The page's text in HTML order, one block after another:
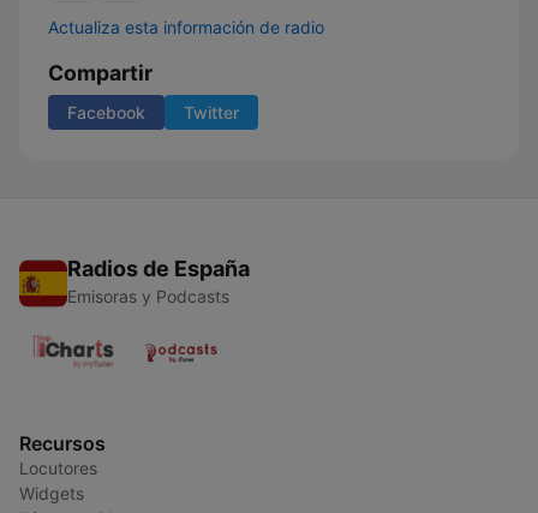
Actualiza esta información de radio
Compartir
Facebook Twitter
Radios de España
Emisoras y Podcasts
Recursos
Locutores
Widgets